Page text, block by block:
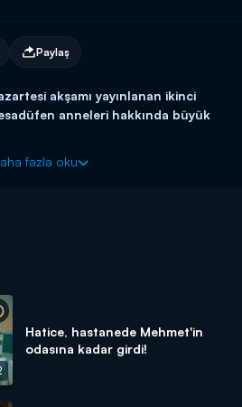
Paylaş
akşamı yayınlanan ikinci
anneleri hakkında büyük
öfkesi Aslı'ya hiç mantıklı gelmez.
inanamaz. Ancak Mehmet
sebebi çoktan belli olmuştur.
her pazartesi 20.00'da
fazla oku
Hatice, hastanede Mehmet'in
odasına kadar girdi!